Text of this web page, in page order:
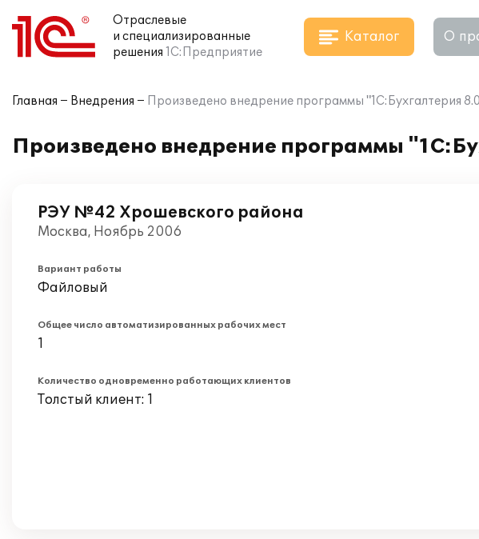
Отраслевые
и специализированные
решения 1С:Предприятие
Каталог О
Главная Внедрения Произведено внедрение программы "1С:Бухгалтерия
Произведено внедрение программы
РЭУ №42 Хрошевского района
Москва, Ноябрь 2006
Вариант работы
Файловый
Общее число автоматизированных рабочих мест
1
Количество одновременно работающих клиентов
Толстый клиент: 1